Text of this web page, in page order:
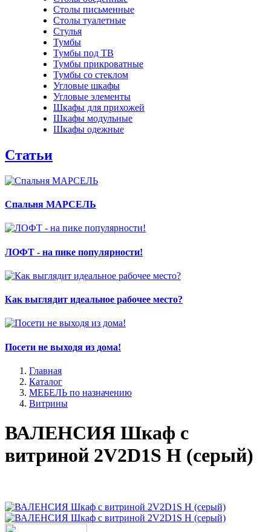
Столы письменные
Столы туалетные
Стулья
Тумбы
Тумбы под ТВ
Тумбы прикроватные
Тумбы со стеклом
Угловые шкафы
Угловые элементы
Шкафы для прихожей
Шкафы модульные
Шкафы одежные
Статьи
Спальня МАРСЕЛЬ
ЛОФТ - на пике популярности!
Как выглядит идеальное рабочее место?
Посети не выходя из дома!
Главная
Каталог
МЕБЕЛЬ по назначению
Витрины
ВАЛЕНСИЯ Шкаф с
витриной 2V2D1S H (серый)